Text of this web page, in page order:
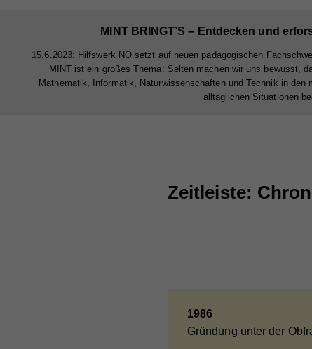
MINT BRINGT’S – Entdecken und
15.6.2023: Hilfswerk NÖ setzt auf neuen pädagogischen
MINT ist ein großes Thema: Selten machen wir uns bewusst,
Mathematik, Informatik, Naturwissenschaften und Technik in den
alltäglichen Situationen
Zeitleiste:
1986
Gründung unter der